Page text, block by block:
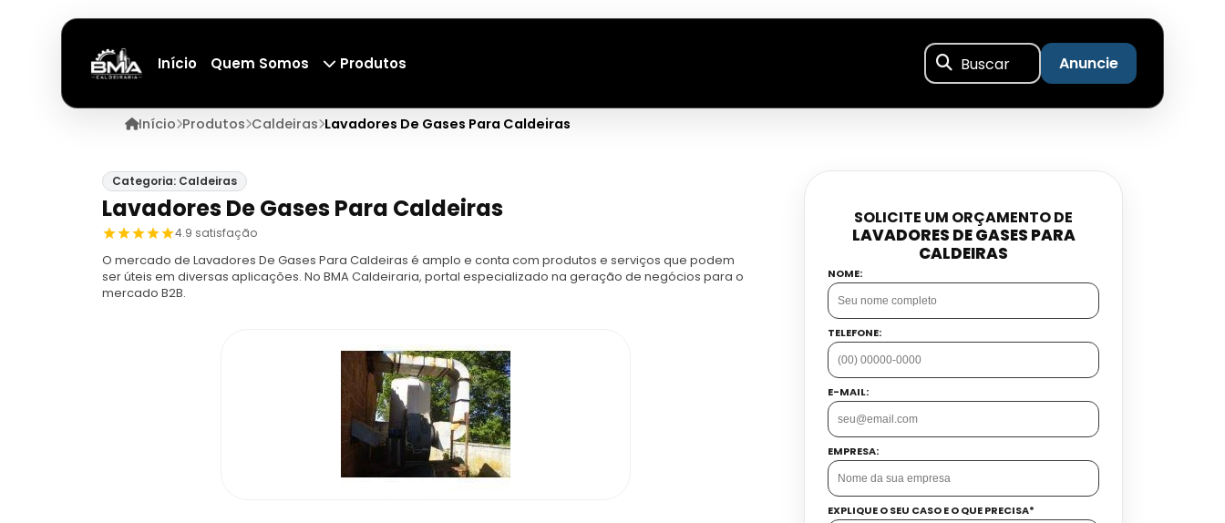
Início Quem Somos Produtos Buscar Anuncie
Início Produtos Caldeiras Lavadores De Gases Para Caldeiras
Categoria: Caldeiras
Lavadores De Gases Para Caldeiras
4.9 satisfação
O mercado de Lavadores De Gases Para Caldeiras é amplo e conta com produtos e serviços que podem
ser úteis em diversas aplicações. No BMA Caldeiraria, portal especializado na geração de negócios para o
mercado B2B.
SOLICITE UM ORÇAMENTO DE
LAVADORES DE GASES PARA
CALDEIRAS
NOME:
TELEFONE:
E-MAIL:
EMPRESA:
EXPLIQUE O SEU CASO E O QUE PRECISA*